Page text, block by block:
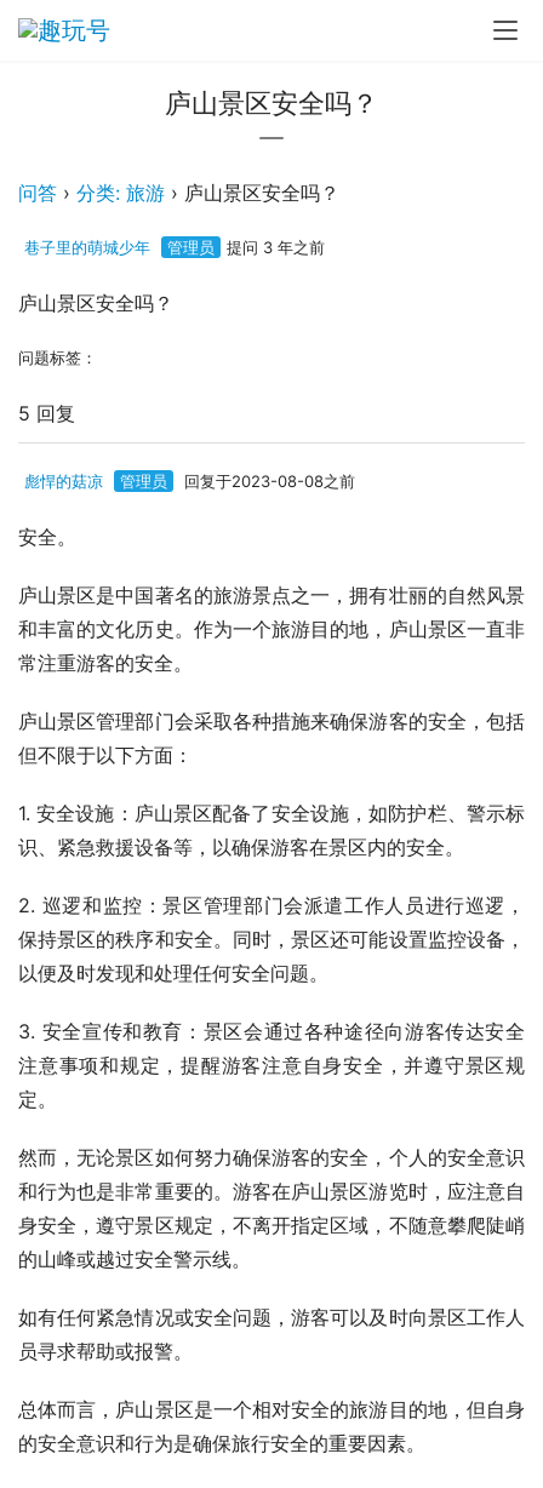
庐山景区安全吗？
问答 › 分类: 旅游 › 庐山景区安全吗？
巷子里的萌城少年 管理员 提问 3 年之前
庐山景区安全吗？
问题标签：
5 回复
彪悍的菇凉 管理员 回复于2023-08-08之前
安全。
庐山景区是中国著名的旅游景点之一，拥有壮丽的自然风景
和丰富的文化历史。作为一个旅游目的地，庐山景区一直非
常注重游客的安全。
庐山景区管理部门会采取各种措施来确保游客的安全，包括
但不限于以下方面：
1. 安全设施：庐山景区配备了安全设施，如防护栏、警示标
识、紧急救援设备等，以确保游客在景区内的安全。
2. 巡逻和监控：景区管理部门会派遣工作人员进行巡逻，
保持景区的秩序和安全。同时，景区还可能设置监控设备，
以便及时发现和处理任何安全问题。
3. 安全宣传和教育：景区会通过各种途径向游客传达安全
注意事项和规定，提醒游客注意自身安全，并遵守景区规
定。
然而，无论景区如何努力确保游客的安全，个人的安全意识
和行为也是非常重要的。游客在庐山景区游览时，应注意自
身安全，遵守景区规定，不离开指定区域，不随意攀爬陡峭
的山峰或越过安全警示线。
如有任何紧急情况或安全问题，游客可以及时向景区工作人
员寻求帮助或报警。
总体而言，庐山景区是一个相对安全的旅游目的地，但自身
的安全意识和行为是确保旅行安全的重要因素。